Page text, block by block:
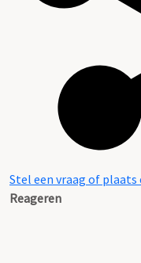
Stel een vraag of
Reageren